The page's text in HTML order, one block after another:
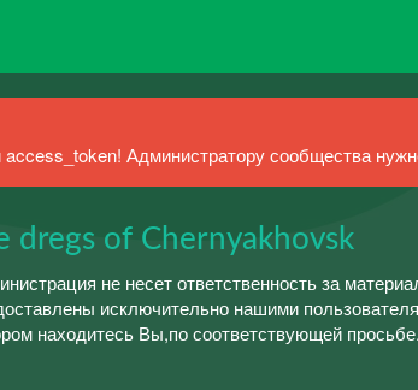
Администратору сообщества
dregs of Chernyakhovsk
не несет ответственность за
исключительно нашими
находитесь Вы,по соответствующей просьбе.